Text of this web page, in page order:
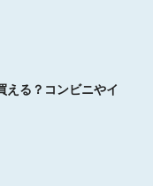
える？コンビニやイ